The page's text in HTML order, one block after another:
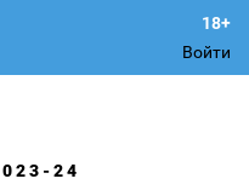
Войти
24